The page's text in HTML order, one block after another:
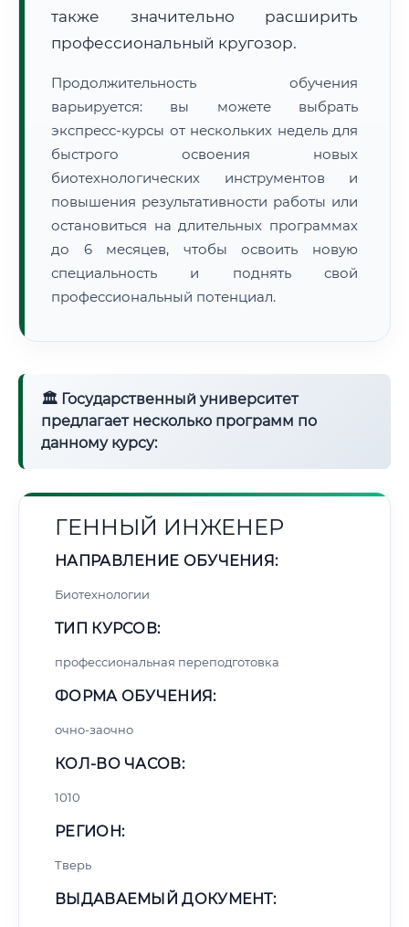
📜 Документы и аккредитация ФИС ФРДО
🔍 Нажмите на документ для увеличения и просмотра
также значительно расширить
профессиональный кругозор.
Продолжительность обучения
варьируется: вы можете выбрать
экспресс-курсы от нескольких недель для
быстрого освоения новых
биотехнологических инструментов и
повышения результативности работы или
остановиться на длительных программах
до 6 месяцев, чтобы освоить новую
специальность и поднять свой
профессиональный потенциал.
🏛 Государственный университет
предлагает несколько программ по
данному курсу:
ГЕННЫЙ ИНЖЕНЕР
НАПРАВЛЕНИЕ ОБУЧЕНИЯ:
Биотехнологии
ТИП КУРСОВ:
профессиональная переподготовка
ФОРМА ОБУЧЕНИЯ:
очно-заочно
КОЛ-ВО ЧАСОВ:
1010
РЕГИОН:
Тверь
ВЫДАВАЕМЫЙ ДОКУМЕНТ: